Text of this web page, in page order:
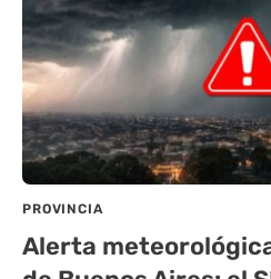
PROVINCIA
Alerta